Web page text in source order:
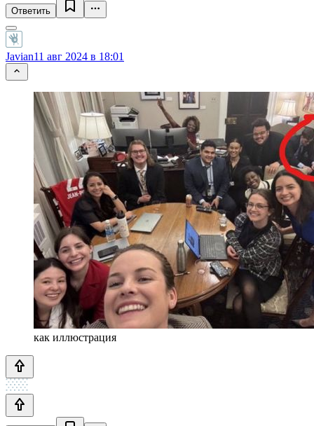
Ответить
Javian11 авг 2024 в 18:01
как иллюстрация